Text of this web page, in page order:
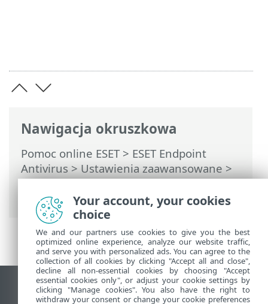
Nawigacja okruszkowa
Pomoc online ESET> ESET Endpoint
Antivirus>Ustawienia zaawansowane>
Interfejs użytkownika> Elementy
interfejsu użytkownika
Wyświetl witrynę internetową dla
Your account, your cookies
choice
We and our partners use cookies to give you the best
optimized online experience, analyze our website traffic,
and serve you with personalized ads. You can agree to the
collection of all cookies by clicking "Accept all and close",
decline all non-essential cookies by choosing "Accept
essential cookies only", or adjust your cookie settings by
clicking "Manage cookies". You also have the right to
withdraw your consent or change your cookie preferences